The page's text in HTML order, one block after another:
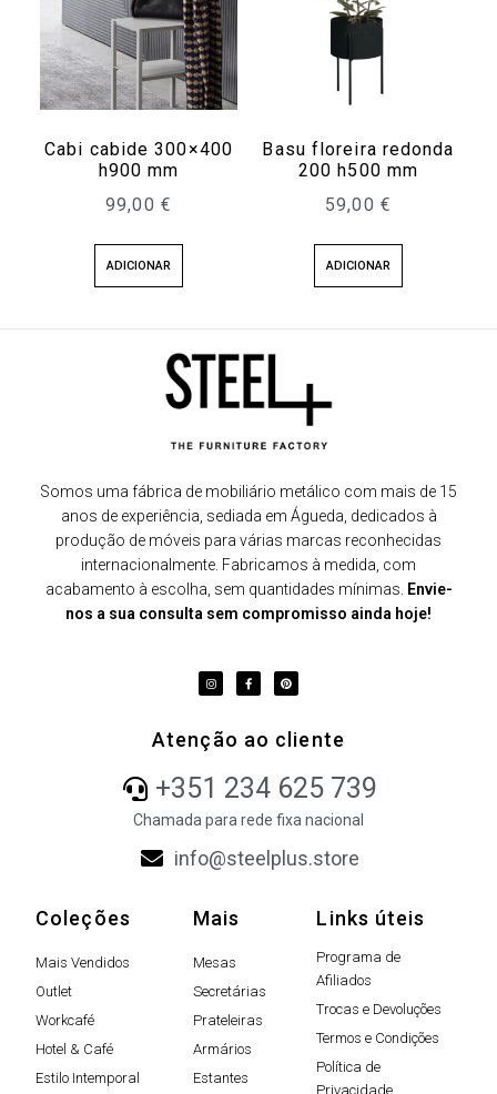
Cabi cabide 300×400
h900 mm
99,00 €
ADICIONAR
Basu floreira redonda
200 h500 mm
59,00 €
ADICIONAR
Somos uma fábrica de mobiliário metálico com mais de 15
anos de experiência, sediada em Águeda, dedicados à
produção de móveis para várias marcas reconhecidas
internacionalmente. Fabricamos à medida, com
acabamento à escolha, sem quantidades mínimas. Envie-
nos a sua consulta sem compromisso ainda hoje!
Atenção ao cliente
+351 234 625 739
Chamada para rede fixa nacional
info@steelplus.store
Coleções
Mais Vendidos
Outlet
Workcafé
Hotel & Café
Estilo Intemporal
Mais
Mesas
Secretárias
Prateleiras
Armários
Estantes
Links úteis
Programa de
Afiliados
Trocas e Devoluções
Termos e Condições
Política de
Privacidade